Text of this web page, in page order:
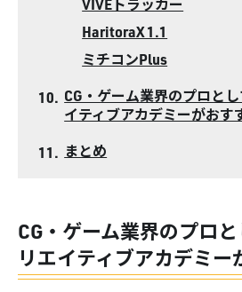
VIVEトラッカー
HaritoraX 1.1
ミチコンPlus
CG・ゲーム業界のプロと
イティブアカデミーがおす
まとめ
CG・ゲーム業界のプロ
リエイティブアカデミー